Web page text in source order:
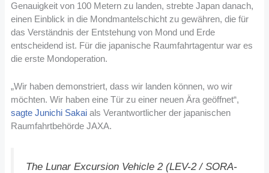
Genauigkeit von 100 Metern zu landen, strebte Japan danach,
einen Einblick in die Mondmantelschicht zu gewähren, die für
das Verständnis der Entstehung von Mond und Erde
entscheidend ist. Für die japanische Raumfahrtagentur war es
die erste Mondoperation.
„Wir haben demonstriert, dass wir landen können, wo wir
möchten. Wir haben eine Tür zu einer neuen Ära geöffnet“,
sagte Junichi Sakai als Verantwortlicher der japanischen
Raumfahrtbehörde JAXA.
The Lunar Excursion Vehicle 2 (LEV-2 / SORA-